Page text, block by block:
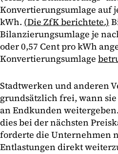
Konvertierungsumlage auf
kWh. (Die ZfK berichtete.)
Bilanzierungsumlage je
oder 0,57 Cent pro kWh
Konvertierungsumlage
Stadtwerken und anderen
grundsätzlich frei, wann
an Endkunden
dies bei der nächsten
forderte die Unternehmen
Entlastungen direkt